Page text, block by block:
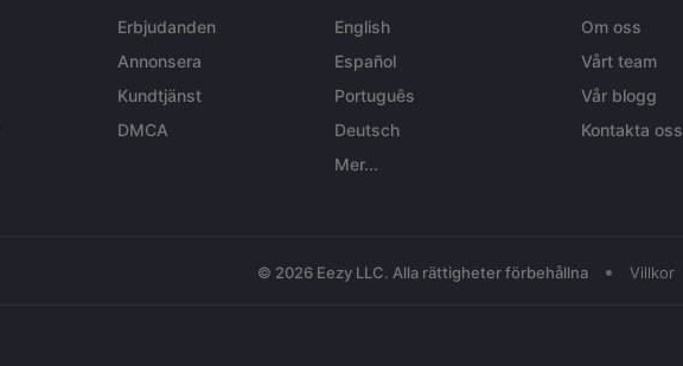
Erbjudanden
Annonsera
Kundtjänst
DMCA
English
Español
Português
Deutsch
Mer...
Om oss
Vårt team
Vår blogg
Kontakta oss
© 2026 Eezy LLC. Alla rättigheter förbehållna • Villkor